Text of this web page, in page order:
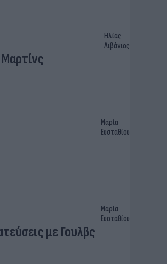
Ηλίας
Λιβάνιος
Μαρία
Ευσταθίου
Μαρία
Ευσταθίου
με Γουλβς